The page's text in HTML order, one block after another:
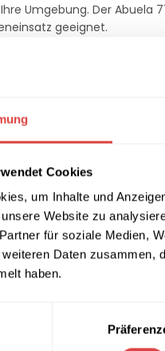
Cookies
um Inhalte und
Website zu
für soziale Medien,
Daten zusammen,
haben.
Umgebung. Der Abuela
geeignet.
77 Olive Grünideal für hohe
zugleich zeitloses
auch in klassischen
für gehobene
eine platzsparende
Bars oder bei
des Hockers über lange